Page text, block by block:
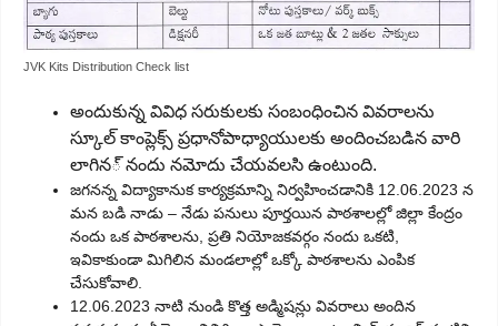
JVK Kits Distribution Check list
అందుకున్న వివిధ సరుకులకు సంబంధించిన వివరాలను
స్కూల్ కాంప్లెక్స్ ప్రధానోపాధ్యాయులకు అందించబడిన వారి
లాగిన్ నందు నమోదు చేయవలసి ఉంటుంది.
జగనన్న విద్యాకానుక కార్యక్రమాన్ని నిర్వహించడానికి 12.06.2023 న
మన బడి నాడు – నేడు పనులు పూర్తయిన పాఠశాలల్లో జిల్లా కేంద్రం
నందు ఒక పాఠశాలను, ప్రతి నియోజకవర్గం నందు ఒకటి,
ఇవికాకుండా మిగిలిన మండలాల్లో ఒక్కో పాఠశాలను ఎంపిక
చేసుకోవాలి.
12.06.2023 నాటి నుండి కొత్త అడ్మిషన్లు వివరాలు అందిన